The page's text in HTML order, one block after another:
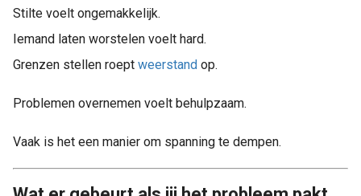
Stilte voelt ongemakkelijk.
Iemand laten worstelen voelt hard.
Grenzen stellen roept weerstand op.
Problemen overnemen voelt behulpzaam.
Vaak is het een manier om spanning te dempen.